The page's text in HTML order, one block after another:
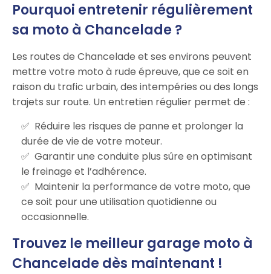
Pourquoi entretenir régulièrement
sa moto à Chancelade ?
Les routes de Chancelade et ses environs peuvent
mettre votre moto à rude épreuve, que ce soit en
raison du trafic urbain, des intempéries ou des longs
trajets sur route. Un entretien régulier permet de :
Réduire les risques de panne et prolonger la
durée de vie de votre moteur.
Garantir une conduite plus sûre en optimisant
le freinage et l’adhérence.
Maintenir la performance de votre moto, que
ce soit pour une utilisation quotidienne ou
occasionnelle.
Trouvez le meilleur garage moto à
Chancelade dès maintenant !